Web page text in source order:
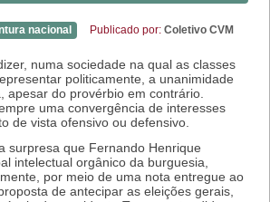
nacional Publicado por: Coletivo CVM
numa sociedade na qual as classes
politicamente, a unanimidade
apesar do provérbio em contrário.
uma convergência de interesses
de vista ofensivo ou defensivo.
surpresa que Fernando Henrique
intelectual orgânico da burguesia,
por meio de uma nota entregue ao
de antecipar as eleições gerais,